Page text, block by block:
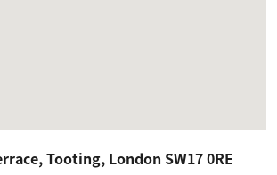
Tooting, London SW17 0RE